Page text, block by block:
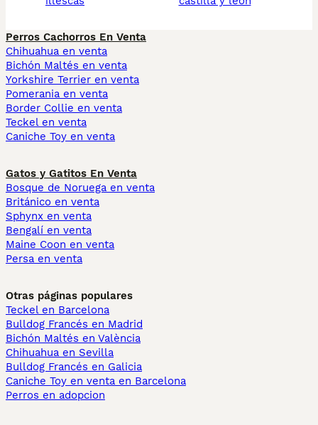
Perros Cachorros En Venta
Chihuahua en venta
Bichón Maltés en venta
Yorkshire Terrier en venta
Pomerania en venta
Border Collie en venta
Teckel en venta
Caniche Toy en venta
Gatos y Gatitos En Venta
Bosque de Noruega en venta
Británico en venta
Sphynx en venta
Bengalí en venta
Maine Coon en venta
Persa en venta
Otras páginas populares
Teckel en Barcelona
Bulldog Francés en Madrid
Bichón Maltés en València
Chihuahua en Sevilla
Bulldog Francés en Galicia
Caniche Toy en venta en Barcelona
Perros en adopcion